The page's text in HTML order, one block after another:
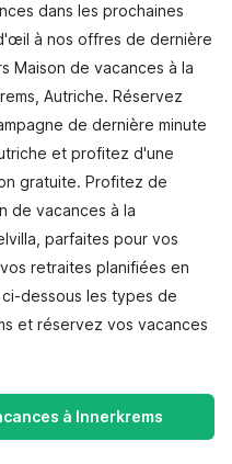
dans les prochaines
à nos offres de dernière
Maison de vacances à la
Autriche. Réservez
de dernière minute
et profitez d'une
gratuite. Profitez de
de vacances à la
parfaites pour vos
retraites planifiées en
dessous les types de
et réservez vos vacances
à Innerkrems